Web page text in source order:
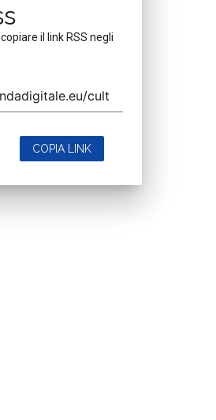
il link RSS negli
COPIA LINK